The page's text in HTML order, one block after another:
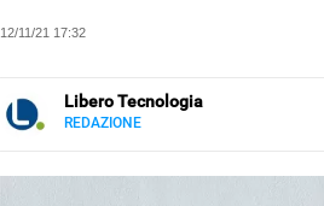
12/11/21 17:32
Libero Tecnologia
REDAZIONE
PMI e professionisti. Qui trovate i